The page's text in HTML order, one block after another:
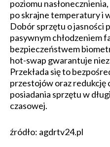
poziomu
po skrajne temperatury i
Dobór sprzętu o jasności
pasywnym chłodzeniem
bezpieczeństwem
hot-swap gwarantuje
Przekłada się to
przestojów oraz redukcję
posiadania sprzętu w
czasowej.
źródło: agdrtv24.pl